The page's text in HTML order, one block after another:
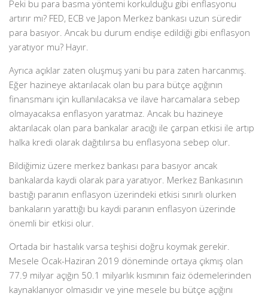
Peki bu para basma yöntemi korkulduğu gibi enflasyonu
artırır mı? FED, ECB ve Japon Merkez bankası uzun süredir
para basıyor. Ancak bu durum endişe edildiği gibi enflasyon
yaratıyor mu? Hayır.
Ayrıca açıklar zaten oluşmuş yani bu para zaten harcanmış.
Eğer hazineye aktarılacak olan bu para bütçe açığının
finansmanı için kullanılacaksa ve ilave harcamalara sebep
olmayacaksa enflasyon yaratmaz. Ancak bu hazineye
aktarılacak olan para bankalar aracığı ile çarpan etkisi ile artıp
halka kredi olarak dağıtılırsa bu enflasyona sebep olur.
Bildiğimiz üzere merkez bankası para basıyor ancak
bankalarda kaydi olarak para yaratıyor. Merkez Bankasının
bastığı paranın enflasyon üzerindeki etkisi sınırlı olurken
bankaların yarattığı bu kaydi paranın enflasyon üzerinde
önemli bir etkisi olur.
Ortada bir hastalık varsa teşhisi doğru koymak gerekir.
Mesele Ocak-Haziran 2019 döneminde ortaya çıkmış olan
77.9 milyar açığın 50.1 milyarlık kısmının faiz ödemelerinden
kaynaklanıyor olmasıdır ve yine mesele bu bütçe açığını